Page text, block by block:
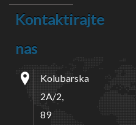
Kontaktirajte
nas
Kolubarska
2A/2,
89